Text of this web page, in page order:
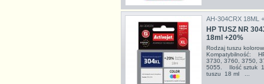
AH-304CRX 18ML
HP TUSZ NR
18ml +20%
Rodzaj tuszu
Kompatybilność:
3730, 3760, 3750,
5055. Ilość sztuk
tuszu 18 ml ...